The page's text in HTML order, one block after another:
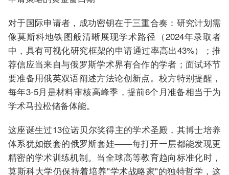
对于国际申请者，成功密钥在于三重合奏：研究计划需
像莫斯科地铁图般清晰展现学术路径（2024年录取者
中，具有可视化研究框架的申请通过率高出43%）；推
荐信应当来自与俄罗斯学术界有合作的学者；面试环节
要准备用俄英双语阐述方法论创新点。校方特别提醒，
每年3-5月是材料审核高峰季，提前6个月准备相当于为
学术马拉松储备体能。
这座诞生过13位诺贝尔奖得主的学术圣殿，其博士培养
体系犹如嵌套的俄罗斯套娃——每打开一层都能发现更
精密的学术训练机制。当全球高等教育趋向标准化时，
莫斯科大学仍保持着培养"学术战略家"的独特哲学，这